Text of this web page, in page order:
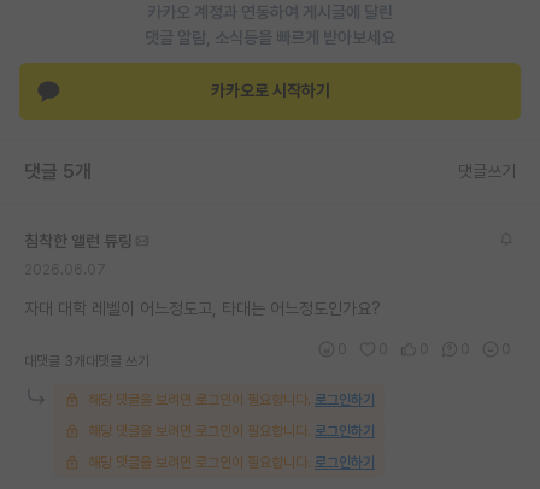
인문사회 계열 게시판
특수/전문대학원 게시판
반도체/AI 게시판
장학금/장학생 게시판
커리어
유학교육
이벤트
반도체 아카데미
카카오 계정과 연동하여 게시글에 달린
댓글 알람, 소식등을 빠르게 받아보세요
카카오로 시작하기
댓글 5개 댓글쓰기
침착한 앨런 튜링
자대 대학 레벨이 어느정도고, 타대는 어느정도인가요?
대댓글 3개 대댓글 쓰기
해당 댓글을 보려면 로그인이 필요합니다. 로그인하기
해당 댓글을 보려면 로그인이 필요합니다. 로그인하기
해당 댓글을 보려면 로그인이 필요합니다. 로그인하기